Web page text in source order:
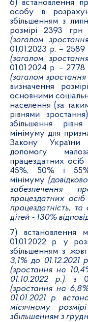
6) встановлення
особу в
збільшенням з
розмірі 2393
(загалом
01.01.2023 р. –
(загалом
01.01.2024 р. –
(загалом
визначення
основними
населення (за
рівнями
збільшення
мінімуму для
Закону
допомогу
працездатних
45%, 50% і 55%
мінімуму
забезпечення
працездатних осіб
працездатність, та
дітей - 130%
7) встановлення
01.01.2022 р. у
збільшенням з
3,1% до 01.12.2021
(зростання на
01.10.2022 р.), з
(зростання на
01.01.2021 р.
місячному
збільшенням з